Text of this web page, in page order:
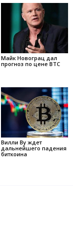
Майк Новограц дал
прогноз по цене BTC
Вилли Ву ждет
дальнейшего падения
биткоина